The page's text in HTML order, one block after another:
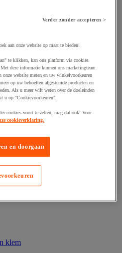
schakelpaneel
en kapelhaspel
klem
Verder zonder accepteren >
aan onze website op maat te bieden!
te klikken, kan ons platform via cookies
deze informatie kunnen ons marketingteam
onze website meten en uw winkelvoorkeuren
op uw behoeften afgestemde producten en
Als u meer wilt weten over de doeleinden
u op "Cookievoorkeuren".
cookies voort te zetten, mag dat ook! Voor
cookieverklaring.
en doorgaan